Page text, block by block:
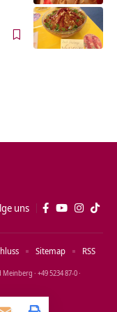
uns
· +49 5234 87‑0 ·
Sitemap RSS